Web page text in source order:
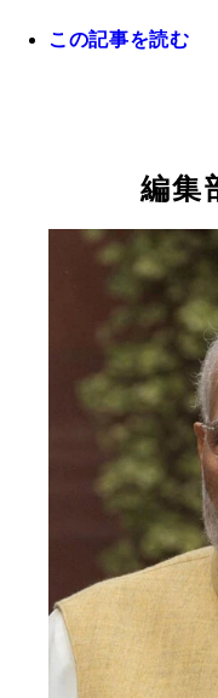
この記事を読む
編集